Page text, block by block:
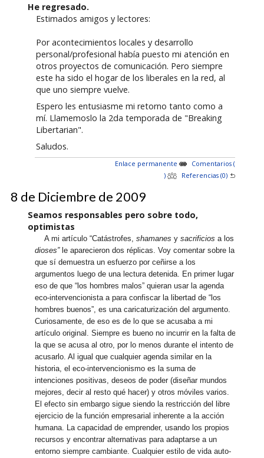
He regresado.
Estimados amigos y lectores:
Por acontecimientos locales y desarrollo
personal/profesional había puesto mi atención en
otros proyectos de comunicación. Pero siempre
este ha sido el hogar de los liberales en la red, al
que uno siempre vuelve.
Espero les entusiasme mi retorno tanto como a
mí. Llamemoslo la 2da temporada de "Breaking
Libertarian".
Saludos.
Enlace permanente
Comentarios (
)
Referencias (0)
8 de Diciembre de 2009
Seamos responsables pero sobre todo,
optimistas
A mi artículo “Catástrofes,shamanes ysacrificios a los
dioses” le aparecieron dos réplicas. Voy comentar sobre la
que sí demuestra un esfuerzo por ceñirse a los
argumentos luego de una lectura detenida. En primer lugar
eso de que “los hombres malos” quieran usar la agenda
eco-intervencionista a para confiscar la libertad de “los
hombres buenos”, es una caricaturización del argumento.
Curiosamente, de eso es de lo que se acusaba a mi
artículo original. Siempre es bueno no incurrir en la falta de
la que se acusa al otro, por lo menos durante el intento de
acusarlo. Al igual que cualquier agenda similar en la
historia, el eco-intervencionismo es la suma de
intenciones positivas, deseos de poder (diseñar mundos
mejores, decir al resto qué hacer) y otros móviles varios.
El efecto sin embargo sigue siendo la restricción del libre
ejercicio de la función empresarial inherente a la acción
humana. La capacidad de emprender, usando los propios
recursos y encontrar alternativas para adaptarse a un
entorno siempre cambiante. Cualquier estilo de vida auto-